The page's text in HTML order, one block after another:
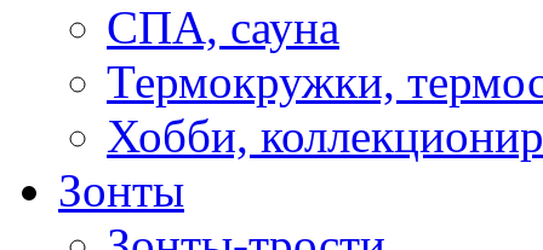
СПА, сауна
Термокружки,
Хобби,
Зонты